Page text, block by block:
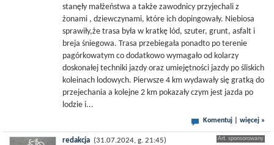
stanęły małżeństwa a także zawodnicy przyjechali z
żonami , dziewczynami, które ich dopingowały. Niebiosa
sprawiły,że trasa była w kratkę lód, szuter, grunt, asfalt i
breja śniegowa. Trasa przebiegała ponadto po terenie
pagórkowatym co dodatkowo wymagało od kolarzy
doskonałej techniki jazdy oraz umiejętności jazdy po śliskich
koleinach lodowych. Pierwsze 4 km wydawały się gratką do
przejechania a kolejne 2 km pokazały czym jest jazda po
lodzie i...
Komentuj więcej »
redakcja (31.07.2024, g. 21:45)